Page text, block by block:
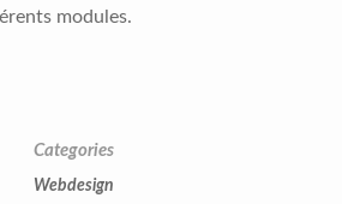
modules.
Categories
Webdesign